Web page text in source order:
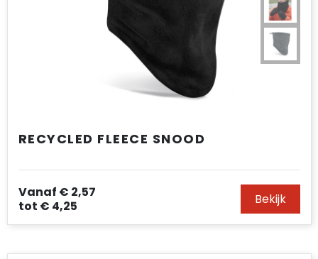
RECYCLED FLEECE SNOOD
Vanaf € 2,57
tot € 4,25 Bekijk